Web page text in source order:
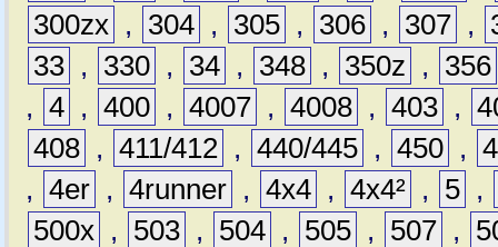
300zx , 304 , 305 , 306 , 307 ,
33 , 330 , 34 , 348 , 350z ,
356
, 4 , 400 , 4007 , 4008 , 403 ,
408 , 411/412 , 440/445 , 450 ,
, 4er , 4runner , 4x4 , 4x4² , 5 ,
500x , 503 , 504 , 505 , 507 ,